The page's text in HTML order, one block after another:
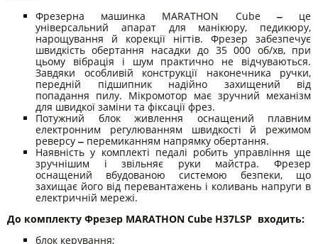
Фрезерна машинка MARATHON Cube ‒це
універсальний апарат для манікюру, педикюру,
нарощування й корекції нігтів. Фрезер забезпечує
швидкість обертання насадки до 35 000 об/хв, при
цьому вібрація і шум практично не відчуваються.
Завдяки особливій конструкції наконечника ручки,
передній підшипник надійно захищений від
попадання пилу. Мікромотор має зручний механізм
для швидкої заміни та фіксації фрез.
Потужний блок живлення оснащений плавним
електронним регулюванням швидкості й режимом
реверсу ‒ перемиканням напрямку обертання.
Наявність у комплекті педалі робить управління ще
зручнішим і звільняє руки майстра. Фрезер
оснащений вбудованою системою безпеки, що
захищає його від перевантажень і коливань напруги в
електричній мережі.
До комплекту Фрезер MARATHON Cube H37LSP входить:
блок керування;